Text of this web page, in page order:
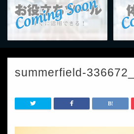
summerfield-